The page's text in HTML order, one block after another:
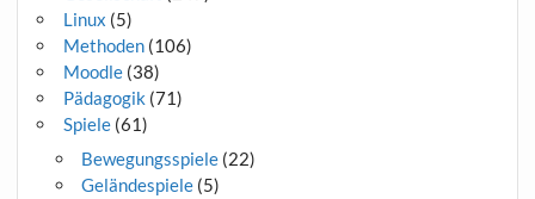
Linux (5)
Methoden(106)
Moodle(38)
Pädagogik (71)
Spiele(61)
Bewegungsspiele(22)
Geländespiele(5)